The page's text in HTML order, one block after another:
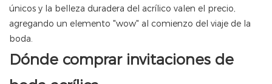
únicos y la belleza duradera del acrílico valen el precio,
agregando un elemento "wow" al comienzo del viaje de la
boda.
Dónde comprar invitaciones de